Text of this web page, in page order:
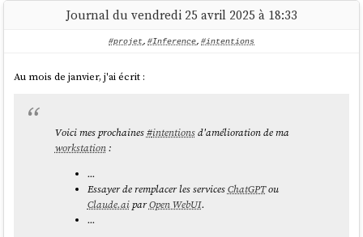
'terre/lune.md',
'terre/lune.md',
d9bffc3da0c91366dda54fefa01383b109554054:
        "preview": "ENV=production node --
build/server.js",
    ...
	"aliases": {
ajout de
--loader esm-module-alias/loader --no-
warnings
et la section
https://notes.sklein.xyz/avatar_stephane-512x512.jpg
souhaite :
Imprimer l'URLhttps://sklein.xyz/1/sur le sticker de laptop
Imprimer l'URL
Journal du vendredi 25 avril 2025 à 18:33
#projet, #Inference, #intentions
Au mois de janvier, j'ai écrit :
Voici mes prochaines#intentionsd'amélioration de ma
workstation:
...
Essayer de remplacer les servicesChatGPTou
Claude.aiparOpen WebUI.
...